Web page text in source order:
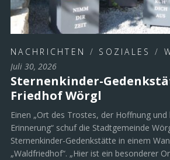
NACHRICHTEN / SOZIALES /
Juli 30, 2026
Sternenkinder-
Friedhof Wörgl
Einen „Ort des Trostes, der Hoffnung und
Erinnerung“ schuf die Stadtgemeinde
Sternenkinder-Gedenkstätte in einem
„Waldfriedhof“. „Hier ist ein besonderer